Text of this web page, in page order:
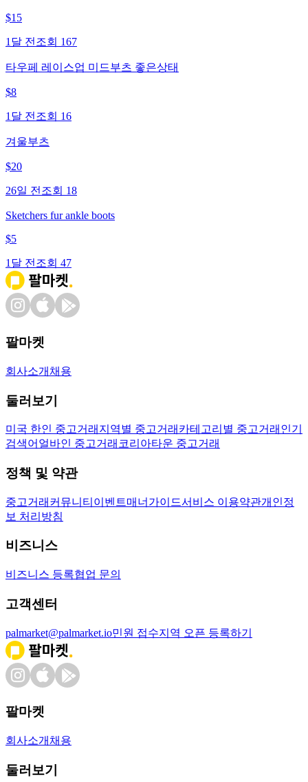
$15
1달 전 조회 167
타우페 레이스업 미드부츠 좋은상태
$8
1달 전 조회 16
겨울부츠
$20
26일 전 조회 18
Sketchers fur ankle boots
$5
1달 전 조회 47
팔마켓
회사소개 채용
둘러보기
미국 한인 중고거래 지역별 중고거래 카테고리별 중고거래 인기
검색어 얼바인 중고거래 코리아타운 중고거래
정책 및 약관
중고거래 커뮤니티 이벤트매너가이드서비스 이용약관개인정
보 처리방침
비즈니스
비즈니스 등록협업 문의
고객센터
palmarket@palmarket.io민원 접수지역 오픈 등록하기
팔마켓
회사소개 채용
둘러보기